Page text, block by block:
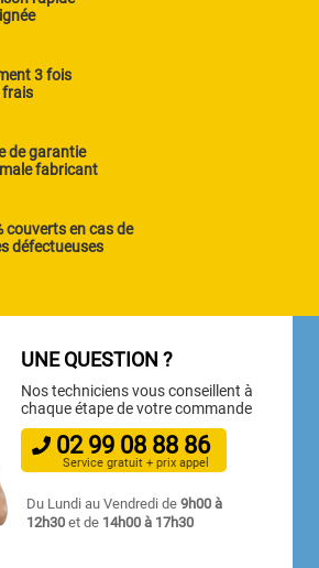
3 fois
frais
de garantie
fabricant
couverts en cas de
défectueuses
UNE QUESTION ?
Nos techniciens vous conseillent à
chaque étape de votre commande
02 99 08 88 86
Service gratuit + prix appel
Du Lundi au Vendredi de9h00 à
12h30 et de 14h00 à 17h30